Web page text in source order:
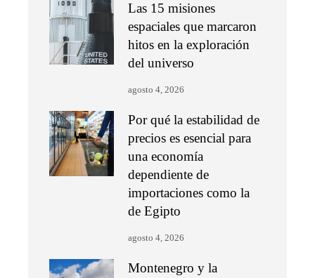
Las 15 misiones
espaciales que marcaron
hitos en la exploración
del universo
agosto 4, 2026
Por qué la estabilidad de
precios es esencial para
una economía
dependiente de
importaciones como la
de Egipto
agosto 4, 2026
Montenegro y la